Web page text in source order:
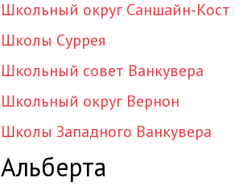
Школьный округ Саншайн-Кост
Школы Суррея
Школьный совет Ванкувера
Школьный округ Вернон
Школы Западного Ванкувера
Альберта